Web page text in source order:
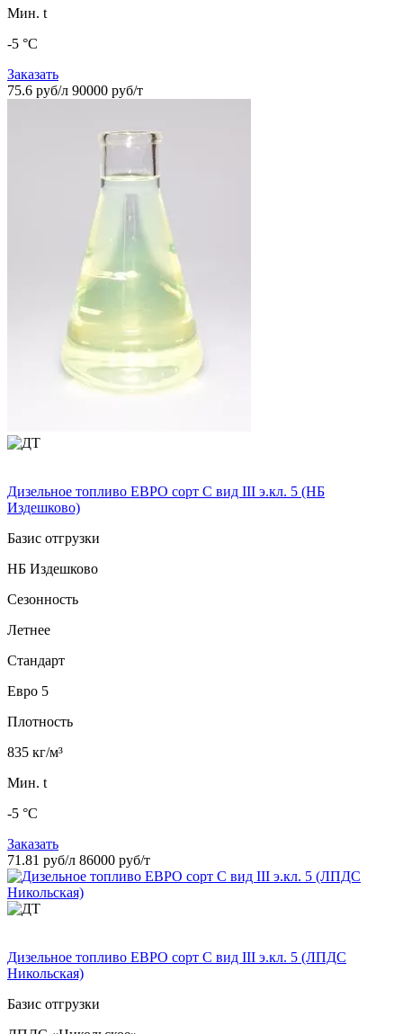
Мин. t
-5 °C
Заказать
75.6 руб/л 90000 руб/т
Дизельное топливо ЕВРО сорт C вид III э.кл. 5 (НБ
Издешково)
Базис отгрузки
НБ Издешково
Сезонность
Летнее
Стандарт
Евро 5
Плотность
835 кг/м³
Мин. t
-5 °C
Заказать
71.81 руб/л 86000 руб/т
Дизельное топливо ЕВРО сорт C вид III э.кл. 5 (ЛПДС
Никольская)
Базис отгрузки